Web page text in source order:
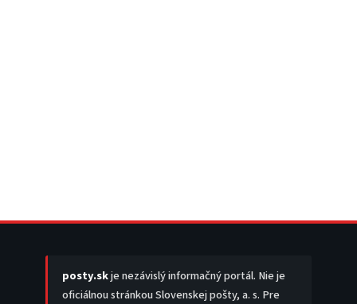
posty.skje nezávislý informačný portál. Nie je
oficiálnou stránkou Slovenskej pošty, a. s. Pre